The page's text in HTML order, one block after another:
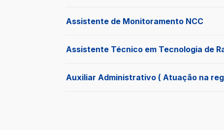
Assistente de Monitoramento NCC
Assistente Técnico em Tecnologia de
Auxiliar Administrativo ( Atuação na